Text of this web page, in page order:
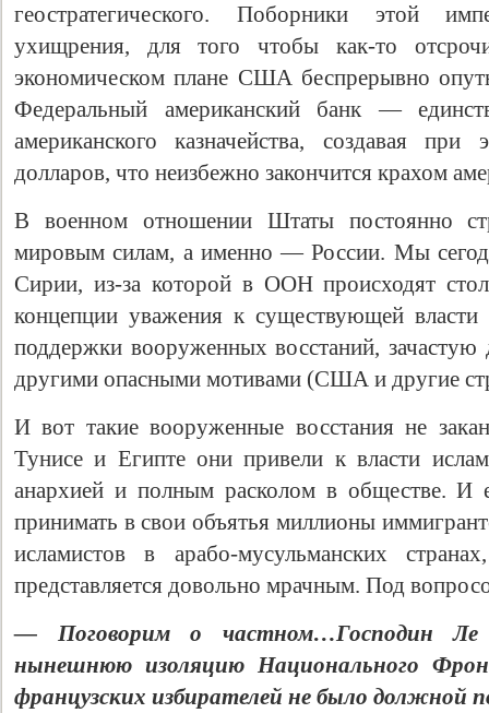
геостратегического. Поборники этой
ухищрения, для того чтобы как-то
экономическом плане США беспрерывно
Федеральный американский банк —
американского казначейства, создавая
долларов, что неизбежно закончится крахом
В военном отношении Штаты постоянно
мировым силам, а именно — России. Мы
Сирии, из-за которой в ООН происходят
концепции уважения к существующей
поддержки вооруженных восстаний,
другими опасными мотивами (США и другие
И вот такие вооруженные восстания не
Тунисе и Египте они привели к власти
анархией и полным расколом в обществе. И
принимать в свои объятья миллионы
исламистов в арабо-мусульманских
представляется довольно мрачным. Под
— Поговорим о частном…Господин
нынешнюю изоляцию Национального
французских избирателей не было должной